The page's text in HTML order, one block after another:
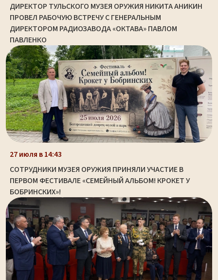
ДИРЕКТОР ТУЛЬСКОГО МУЗЕЯ ОРУЖИЯ НИКИТА АНИКИН
ПРОВЕЛ РАБОЧУЮ ВСТРЕЧУ С ГЕНЕРАЛЬНЫМ
ДИРЕКТОРОМ РАДИОЗАВОДА «ОКТАВА» ПАВЛОМ
ПАВЛЕНКО
27 июля в 14:43
СОТРУДНИКИ МУЗЕЯ ОРУЖИЯ ПРИНЯЛИ УЧАСТИЕ В
ПЕРВОМ ФЕСТИВАЛЕ «СЕМЕЙНЫЙ АЛЬБОМ! КРОКЕТ У
БОБРИНСКИХ»!